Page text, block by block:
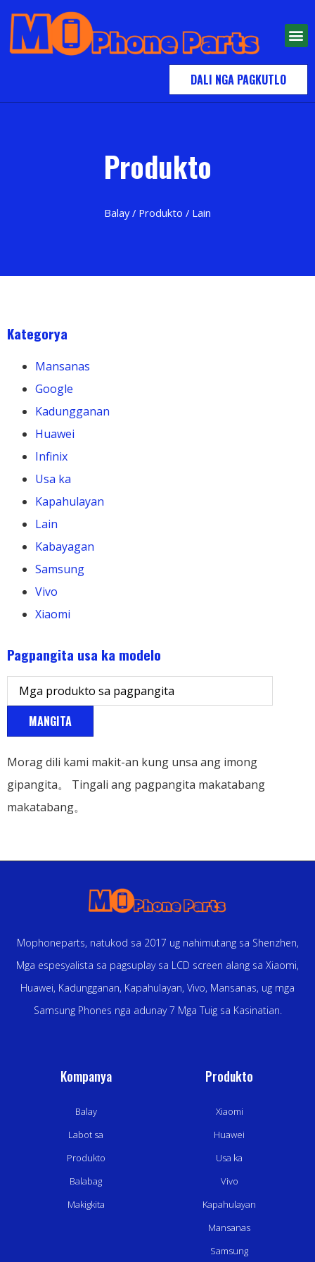
DALI NGA PAGKUTLO
Produkto
Balay/ Produkto / Lain
Kategorya
Mansanas
Google
Kadungganan
Huawei
Infinix
Usa ka
Kapahulayan
Lain
Kabayagan
Samsung
Vivo
Xiaomi
Pagpangita usa ka modelo
MANGITA
Morag dili kami makit-an kung unsa ang imong
gipangita。 Tingali ang pagpangita makatabang
makatabang。
Mophoneparts, natukod sa 2017 ug nahimutang sa Shenzhen,
Mga espesyalista sa pagsuplay sa LCD screen alang sa Xiaomi,
Huawei, Kadungganan, Kapahulayan, Vivo, Mansanas, ug mga
Samsung Phones nga adunay 7 Mga Tuig sa Kasinatian.
Kompanya
Balay
Labot sa
Produkto
Balabag
Makigkita
Produkto
Xiaomi
Huawei
Usa ka
Vivo
Kapahulayan
Mansanas
Samsung